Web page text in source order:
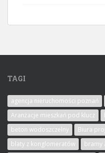
TAGI
agencja nieruchomości poznań
Aranżacje mieszkań pod klucz
beton wodoszczelny
Biura
blaty z konglomeratów
bramy